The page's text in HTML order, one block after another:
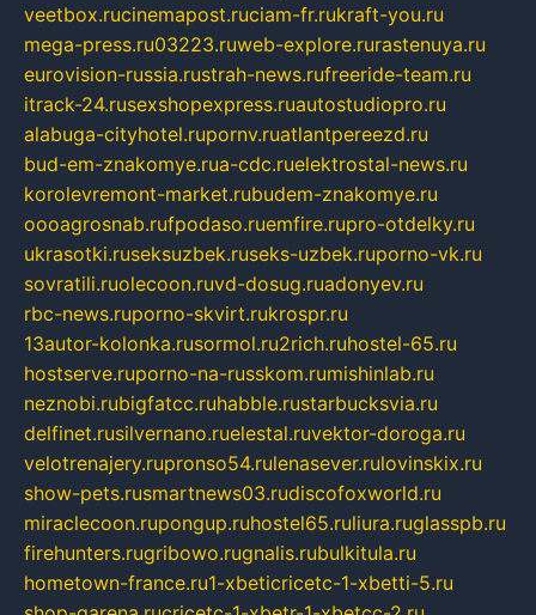
veetbox.rucinemapost.ruciam-fr.rukraft-you.ru
mega-press.ru03223.ruweb-explore.rurastenuya.ru
eurovision-russia.rustrah-news.rufreeride-team.ru
itrack-24.rusexshopexpress.ruautostudiopro.ru
alabuga-cityhotel.rupornv.ruatlantpereezd.ru
bud-em-znakomye.rua-cdc.ruelektrostal-news.ru
korolevremont-market.rubudem-znakomye.ru
oooagrosnab.rufpodaso.ruemfire.rupro-otdelky.ru
ukrasotki.ruseksuzbek.ruseks-uzbek.ruporno-vk.ru
sovratili.ruolecoon.ruvd-dosug.ruadonyev.ru
rbc-news.ruporno-skvirt.rukrospr.ru
13autor-kolonka.rusormol.ru2rich.ruhostel-65.ru
hostserve.ruporno-na-russkom.rumishinlab.ru
neznobi.rubigfatcc.ruhabble.rustarbucksvia.ru
delfinet.rusilvernano.ruelestal.ruvektor-doroga.ru
velotrenajery.rupronso54.rulenasever.rulovinskix.ru
show-pets.rusmartnews03.rudiscofoxworld.ru
miraclecoon.rupongup.ruhostel65.ruliura.ruglasspb.ru
firehunters.rugribowo.rugnalis.rubulkitula.ru
hometown-france.ru1-xbeticricetc-1-xbetti-5.ru